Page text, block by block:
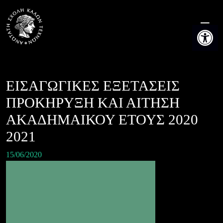
Ανοίξτε
content
ΕΙΣΑΓΩΓΙΚΕΣ ΕΞΕΤΑΣΕΙΣ
ΠΡΟΚΗΡΥΞΗ ΚΑΙ ΑΙΤΗΣΗ
ΑΚΑΔΗΜΑΙΚΟΥ ΕΤΟΥΣ 2020
2021
15/06/2020